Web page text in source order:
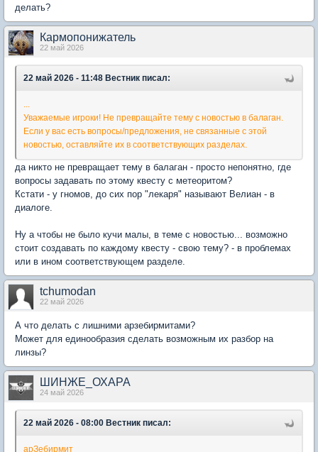
делать?
Кармопонижатель
22 май 2026
22 май 2026 - 11:48 Вестник писал:
Уважаемые игроки! Не превращайте тему с новостью в балаган.
Если у вас есть вопросы/предложения, не связанные с этой
новостью, оставляйте их в соответствующих разделах.
да никто не превращает тему в балаган - просто непонятно, где
вопросы задавать по этому квесту с метеоритом?
Кстати - у гномов, до сих пор "лекаря" называют Велиан - в
диалоге.
Ну а чтобы не было кучи малы, в теме с новостью... возможно
стоит создавать по каждому квесту - свою тему? - в проблемах
или в ином соответствующем разделе.
tchumodan
22 май 2026
А что делать с лишними арзебирмитами?
Может для единообразия сделать возможным их разбор на
линзы?
ШИНЖЕ_ОХАРА
24 май 2026
22 май 2026 - 08:00 Вестник писал:
арЗебирмит